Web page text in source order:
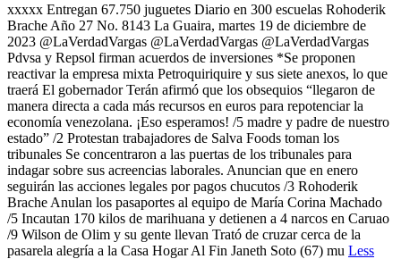
xxxxx Entregan 67.750 juguetes Diario en 300 escuelas Rohoderik
Brache Año 27 No. 8143 La Guaira, martes 19 de diciembre de
2023 @LaVerdadVargas @LaVerdadVargas @LaVerdadVargas
Pdvsa y Repsol firman acuerdos de inversiones *Se proponen
reactivar la empresa mixta Petroquiriquire y sus siete anexos, lo que
traerá El gobernador Terán afirmó que los obsequios “llegaron de
manera directa a cada más recursos en euros para repotenciar la
economía venezolana. ¡Eso esperamos! /5 madre y padre de nuestro
estado” /2 Protestan trabajadores de Salva Foods toman los
tribunales Se concentraron a las puertas de los tribunales para
indagar sobre sus acreencias laborales. Anuncian que en enero
seguirán las acciones legales por pagos chucutos /3 Rohoderik
Brache Anulan los pasaportes al equipo de María Corina Machado
/5 Incautan 170 kilos de marihuana y detienen a 4 narcos en Caruao
/9 Wilson de Olim y su gente llevan Trató de cruzar cerca de la
pasarela alegría a la Casa Hogar Al Fin Janeth Soto (67) mu Less